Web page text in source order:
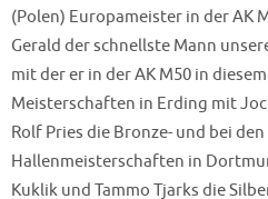
(Polen) Europameister in der AK
Gerald der schnellste Mann
mit der er in der AK M50 in
Meisterschaften in Erding mit
Rolf Pries die Bronze- und bei
Hallenmeisterschaften in
Kuklik und Tammo Tjarks die